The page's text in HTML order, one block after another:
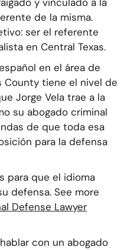
de la misma.
ser el referente
en Central Texas.
en el área de
County tiene el nivel de
Jorge Vela trae a la
su abogado criminal
de que toda esa
para la defensa
para que el idioma
defensa. See more
Defense Lawyer
con un abogado